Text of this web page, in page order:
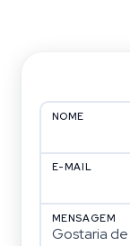
NOME
E-MAIL
MENSAGEM